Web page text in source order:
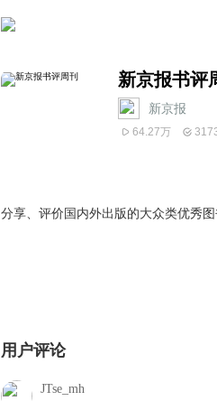
新京报书评
新京报
64.27万
分享、评价国内外出版的大众类优秀
用户评论
JTse_mh